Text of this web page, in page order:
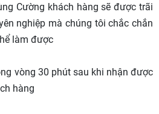
Cường khách hàng sẽ được trãi
nghiệp mà chúng tôi chắc chắn
làm được
vòng 30 phút sau khi nhận được
hàng